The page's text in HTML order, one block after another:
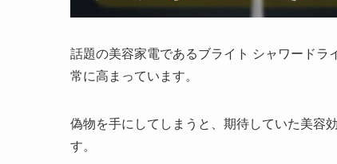
話題の美容家電であるブライト シャワード
常に高まっています。
偽物を手にしてしまうと、期待していた美容
す。